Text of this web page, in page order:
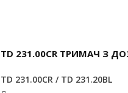
TD 231.00CR ТРИМАЧ З
TD 231.00CR / TD 231.20BL